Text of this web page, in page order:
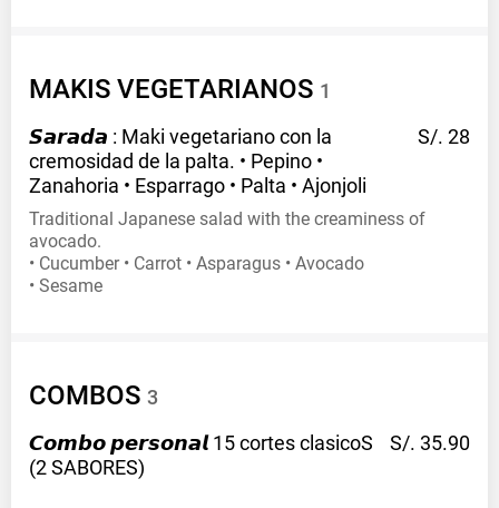
MAKIS VEGETARIANOS 1
𝙎𝙖𝙧𝙖𝙙𝙖 : Maki vegetariano con la
cremosidad de la palta. • Pepino •
Zanahoria • Esparrago • Palta • Ajonjoli
S/. 28
Traditional Japanese salad with the creaminess of
avocado.
• Cucumber • Carrot • Asparagus • Avocado
• Sesame
COMBOS 3
𝘾𝙤𝙢𝙗𝙤 𝙥𝙚𝙧𝙨𝙤𝙣𝙖𝙡 15 cortes clasicoS
(2SABORES)
S/. 35.90